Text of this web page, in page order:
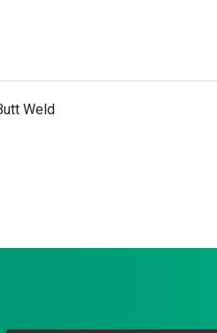
Weld